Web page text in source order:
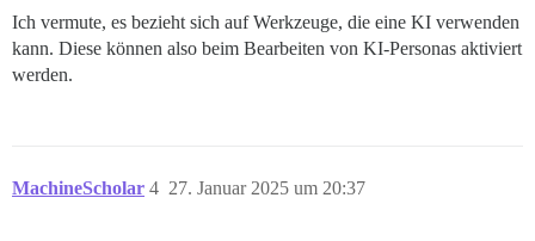
Ich vermute, es bezieht sich auf Werkzeuge, die eine KI verwenden
kann. Diese können also beim Bearbeiten von KI-Personas aktiviert
werden.
MachineScholar 27. Januar 2025 um 20:37
4